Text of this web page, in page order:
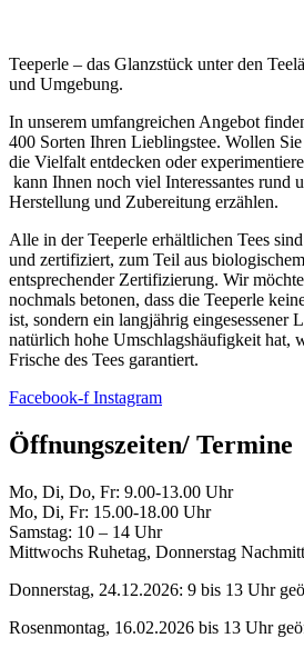
Teeperle – das Glanzstück unter den
und Umgebung.
In unserem umfangreichen Angebot
400 Sorten Ihren Lieblingstee. Wollen
die Vielfalt entdecken oder
kann Ihnen noch viel Interessantes rund
Herstellung und Zubereitung erzählen.
Alle in der Teeperle erhältlichen Tees
und zertifiziert, zum Teil aus
entsprechender Zertifizierung. Wir
nochmals betonen, dass die Teeperle
ist, sondern ein langjährig eingesessener
natürlich hohe Umschlagshäufigkeit hat,
Frische des Tees garantiert.
Facebook-f Instagram
Öffnungszeiten/ Termine
Mo, Di, Do, Fr: 9.00-13.00 Uhr
Mo, Di, Fr: 15.00-18.00 Uhr
Samstag: 10 – 14 Uhr
Mittwochs Ruhetag, Donnerstag
Donnerstag, 24.12.2026: 9 bis 13 Uhr
Rosenmontag, 16.02.2026 bis 13 Uhr